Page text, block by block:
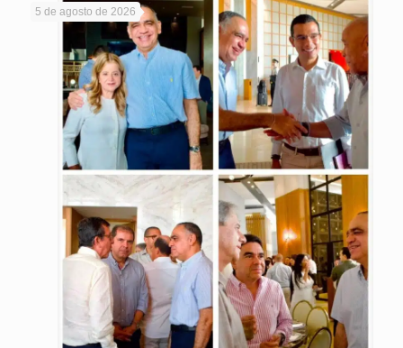
5 de agosto de 2026